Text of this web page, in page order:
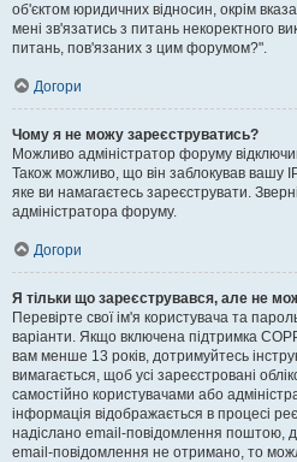
об'єктом юридичних відносин, окрім
мені зв'язатись з питань некоректного
питань, пов'язаних з цим форумом?".
Догори
Чому я не можу зареєструватись?
Можливо адміністратор форуму
Також можливо, що він заблокував вашу
яке ви намагаєтесь зареєструвати.
адміністратора форуму.
Догори
Я тільки що зареєструвався, але не
Перевірте свої ім'я користувача та
варіанти. Якщо включена підтримка
вам менше 13 років, дотримуйтесь
вимагається, щоб усі зареєстровані
самостійно користувачами або
інформація відображається в процесі
надіслано email-повідомлення поштою,
email-повідомлення не отримано, то